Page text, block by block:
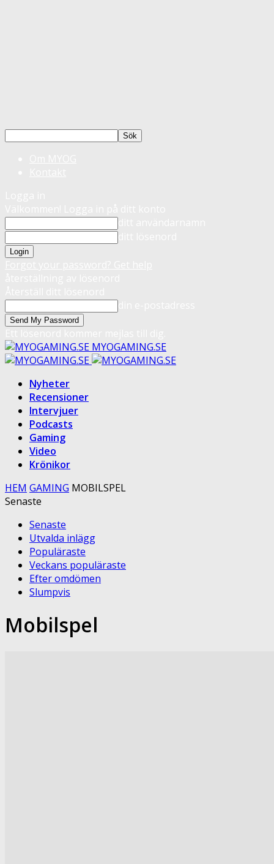
MYOGAMING.SE
Nyheter
Recensioner
Intervjuer
Podcasts
Gaming
Video
Krönikor
HEM GAMING MOBILSPEL
Senaste
Senaste
Utvalda inlägg
Populäraste
Veckans populäraste
Efter omdömen
Slumpvis
Mobilspel